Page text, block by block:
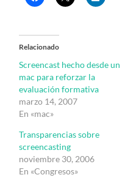
Relacionado
Screencast hecho desde un
mac para reforzar la
evaluación formativa
marzo 14, 2007
En «mac»
Transparencias sobre
screencasting
noviembre 30, 2006
En «Congresos»